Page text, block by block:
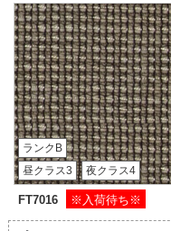
昼クラス3 夜クラス4
ランクB
FT7016 ※入荷待ち※